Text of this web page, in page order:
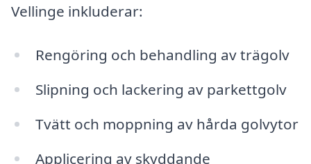
Vellinge inkluderar:
Rengöring och behandling av trägolv
Slipning och lackering av parkettgolv
Tvätt och moppning av hårda golvytor
Applicering av skyddande